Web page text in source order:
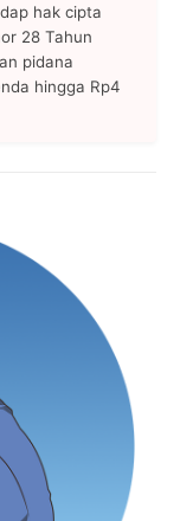
hak cipta
28 Tahun
pidana
hingga Rp4